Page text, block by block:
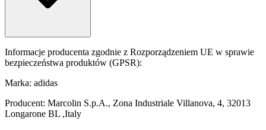
Informacje producenta zgodnie z Rozporządzeniem UE w sprawie
bezpieczeństwa produktów (GPSR):
Marka: adidas
Producent: Marcolin S.p.A., Zona Industriale Villanova, 4, 32013
Longarone BL ,Italy